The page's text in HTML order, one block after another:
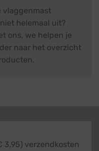
vlaggenmast
helemaal uit?
ons, we helpen je
naar het overzicht
3,95) verzendkosten